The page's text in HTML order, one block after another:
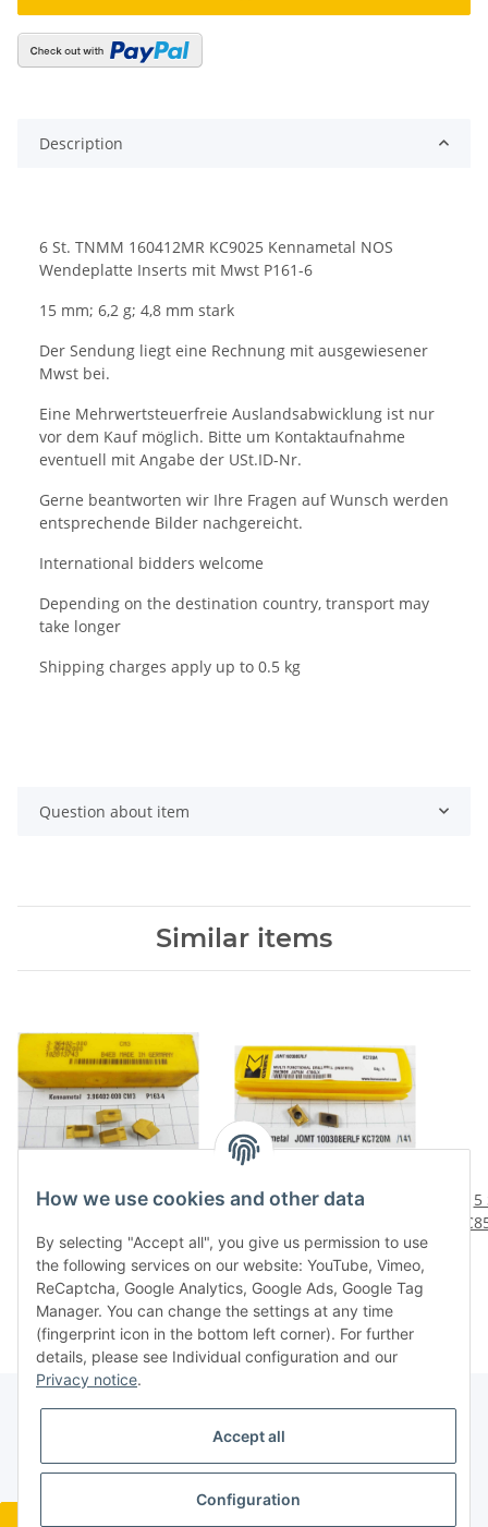
Description
6 St. TNMM 160412MR KC9025 Kennametal NOS
Wendeplatte Inserts mit Mwst P161-6
15 mm; 6,2 g; 4,8 mm stark
Der Sendung liegt eine Rechnung mit ausgewiesener
Mwst bei.
Eine Mehrwertsteuerfreie Auslandsabwicklung ist nur
vor dem Kauf möglich. Bitte um Kontaktaufnahme
eventuell mit Angabe der USt.ID-Nr.
Gerne beantworten wir Ihre Fragen auf Wunsch werden
entsprechende Bilder nachgereicht.
International bidders welcome
Depending on the destination country, transport may
take longer
Shipping charges apply up to 0.5 kg
Question about item
Similar items
4 Stück 3.96402-000 CM3
OVP mit Mwst P163-4
28,56 €*
2 Stück JOMT
Kennametal neu NOS
mit Mwst. /141
8,16 €*
5
How we use cookies and other data
By selecting "Accept all", you give us permission to use
the following services on our website: YouTube, Vimeo,
ReCaptcha, Google Analytics, Google Ads, Google Tag
Manager. You can change the settings at any time
(fingerprint icon in the bottom left corner). For further
details, please see Individual configuration and our
Privacy notice.
Accept all
Configuration